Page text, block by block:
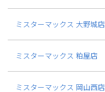
ミスターマックス 大野城店
ミスターマックス 粕屋店
ミスターマックス 岡山西店